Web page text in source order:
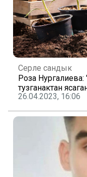
Серле сандык
Роза Нургалиева:
тузганактан
26.04.2023, 16:06